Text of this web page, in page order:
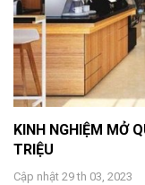
KINH NGHIỆM MỞ
TRIỆU
Cập nhật 29 th 03, 2023